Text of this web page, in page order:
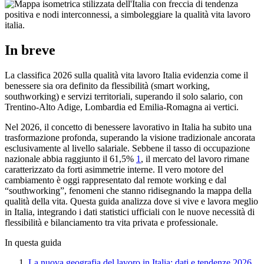
In breve
La classifica 2026 sulla qualità vita lavoro Italia evidenzia come il
benessere sia ora definito da flessibilità (smart working,
southworking) e servizi territoriali, superando il solo salario, con
Trentino-Alto Adige, Lombardia ed Emilia-Romagna ai vertici.
Nel 2026, il concetto di benessere lavorativo in Italia ha subito una
trasformazione profonda, superando la visione tradizionale ancorata
esclusivamente al livello salariale. Sebbene il tasso di occupazione
nazionale abbia raggiunto il 61,5% 1 , il mercato del lavoro rimane
caratterizzato da forti asimmetrie interne. Il vero motore del
cambiamento è oggi rappresentato dal remote working e dal
“southworking”, fenomeni che stanno ridisegnando la mappa della
qualità della vita. Questa guida analizza dove si vive e lavora meglio
in Italia, integrando i dati statistici ufficiali con le nuove necessità di
flessibilità e bilanciamento tra vita privata e professionale.
In questa guida